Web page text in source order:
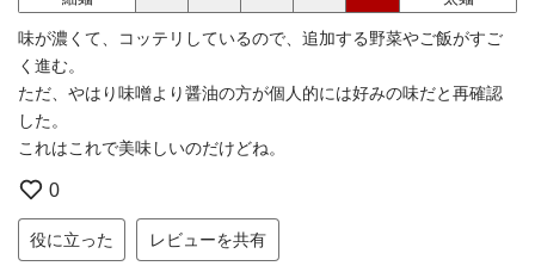
味が濃くて、コッテリしているので、追加する野菜やご飯がすご
く進む。
ただ、やはり味噌より醤油の方が個人的には好みの味だと再確認
した。
これはこれで美味しいのだけどね。
0
役に立った レビューを共有